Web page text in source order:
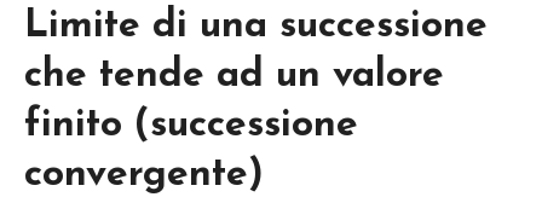
f
a
c
{
\l
i
m
}
}
2
,
6
,
1
i
t
y
nf
t
y
}
{
\
Limite di una successione
che tende ad un valore
finito (successione
convergente)